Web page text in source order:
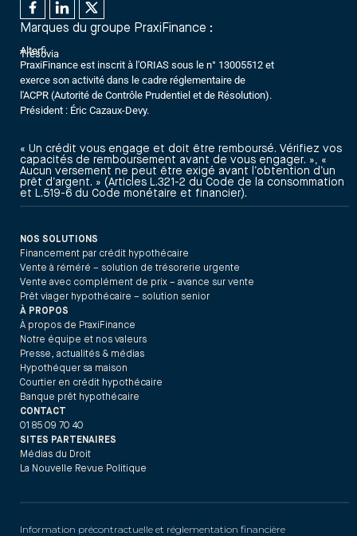
Marques du groupe PraxiFinance :
Alterfi
Trésovia
PraxiFinance est inscrit à l'ORIAS sous le n° 13005512 et
exerce son activité dans le cadre réglementaire de
l'ACPR (Autorité de Contrôle Prudentiel et de Résolution).
Président : Éric Cazaux-Devy.
« Un crédit vous engage et doit être remboursé. Vérifiez vos
capacités de remboursement avant de vous engager. », «
Aucun versement ne peut être exigé avant l’obtention d’un
prêt d’argent. » (Articles L.321-2 du Code de la consommation
et L.519-6 du Code monétaire et financier).
NOS SOLUTIONS
Financement par crédit hypothécaire
Vente à réméré – solution de trésorerie urgente
Vente avec complément de prix – avance sur vente
Prêt viager hypothécaire – solution senior
À PROPOS
À propos de PraxiFinance
Notre équipe et nos valeurs
Presse, actualités & médias
Hypothéquer sa maison
Courtier en crédit hypothécaire
Banque prêt hypothécaire
CONTACT
01 85 09 70 40
SITES PARTENAIRES
Médias du Droit
La Nouvelle Revue Politique
Information précontractuelle et réglementation financière